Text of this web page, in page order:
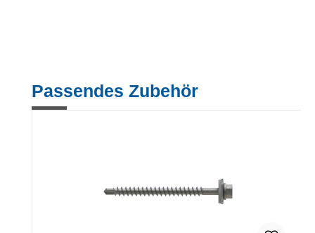
Produktgalerie überspringen
Passendes Zubehör